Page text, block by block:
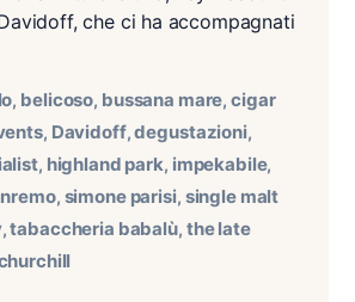
che ci ha accompagnati
, belicoso, bussana mare,cigar
, Davidoff,degustazioni,
, highland park, impekabile,
, simone parisi, single malt
,tabaccheria babalù, the late